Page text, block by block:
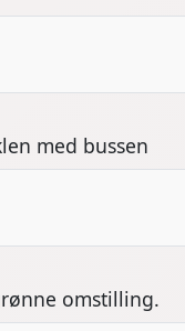
med bussen
omstilling.